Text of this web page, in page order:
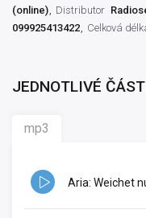
(online)
Distributor
099925413422
Celková
JEDNOTLIVÉ
mp3
Aria: Weichet